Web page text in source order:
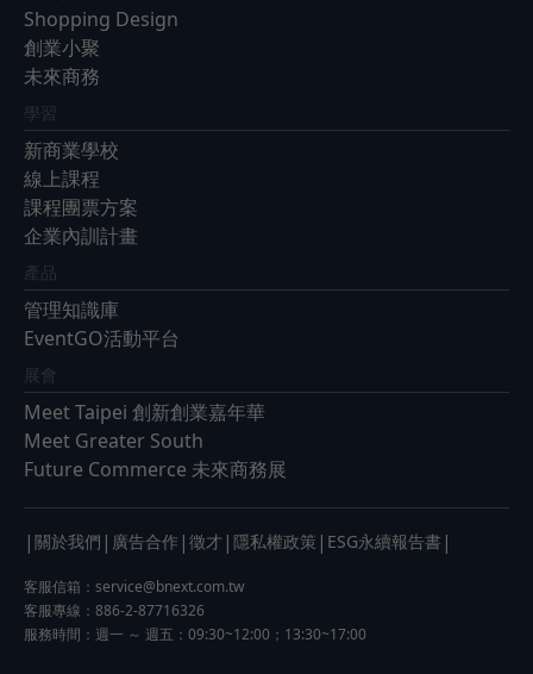
Shopping Design
創業小聚
未來商務
學習
新商業學校
線上課程
課程團票方案
企業內訓計畫
產品
管理知識庫
EventGO活動平台
展會
Meet Taipei 創新創業嘉年華
Meet Greater South
Future Commerce 未來商務展
| 關於我們 | 廣告合作 | 徵才 | 隱私權政策 | ESG永續報告書 |
客服信箱： service@bnext.com.tw
客服專線：886-2-87716326
服務時間：週一 ～ 週五：09:30~12:00；13:30~17:00